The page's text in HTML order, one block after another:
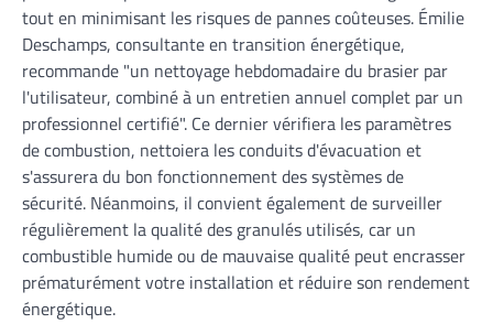
tout en minimisant les risques de pannes coûteuses. Émilie
Deschamps, consultante en transition énergétique,
recommande "un nettoyage hebdomadaire du brasier par
l'utilisateur, combiné à un entretien annuel complet par un
professionnel certifié". Ce dernier vérifiera les paramètres
de combustion, nettoiera les conduits d'évacuation et
s'assurera du bon fonctionnement des systèmes de
sécurité. Néanmoins, il convient également de surveiller
régulièrement la qualité des granulés utilisés, car un
combustible humide ou de mauvaise qualité peut encrasser
prématurément votre installation et réduire son rendement
énergétique.